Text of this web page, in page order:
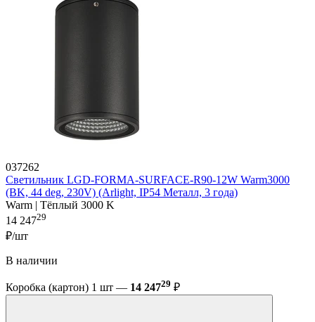
037262
Светильник LGD-FORMA-SURFACE-R90-12W Warm3000
(BK, 44 deg, 230V) (Arlight, IP54 Металл, 3 года)
Warm | Тёплый 3000 K
14 24729
₽/шт
В наличии
Коробка (картон) 1 шт — 14 24729 ₽